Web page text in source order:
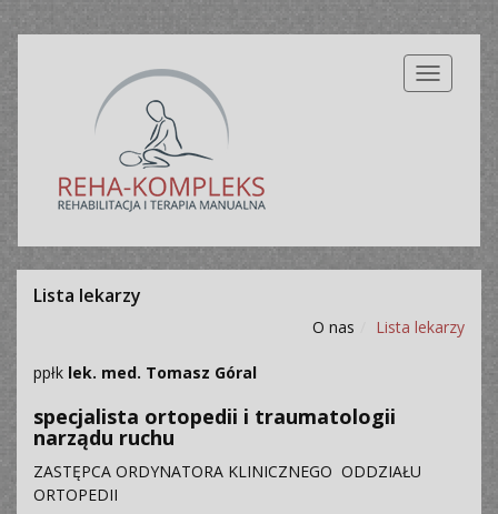
Lista lekarzy
O nas Lista lekarzy
ppłk lek. med. Tomasz Góral
specjalista ortopedii i traumatologii
narządu ruchu
ZASTĘPCA ORDYNATORA KLINICZNEGO ODDZIAŁU
ORTOPEDII